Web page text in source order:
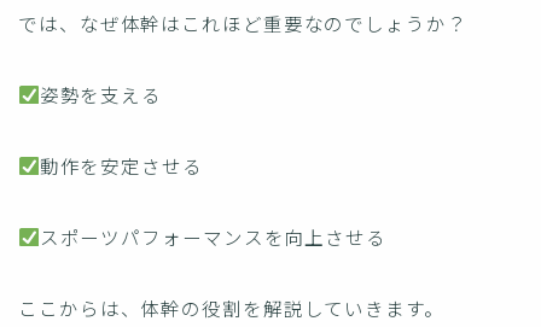
では、なぜ体幹はこれほど重要なのでしょうか？
姿勢を支える
動作を安定させる
スポーツパフォーマンスを向上させる
ここからは、体幹の役割を解説していきます。